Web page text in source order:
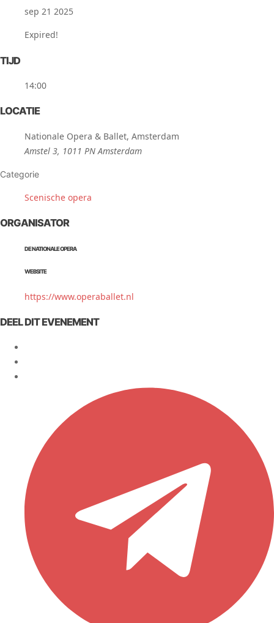
sep 21 2025
Expired!
TIJD
14:00
LOCATIE
Nationale Opera & Ballet, Amsterdam
Amstel 3, 1011 PN Amsterdam
Categorie
Scenische opera
ORGANISATOR
DE NATIONALE OPERA
WEBSITE
https://www.operaballet.nl
DEEL DIT EVENEMENT